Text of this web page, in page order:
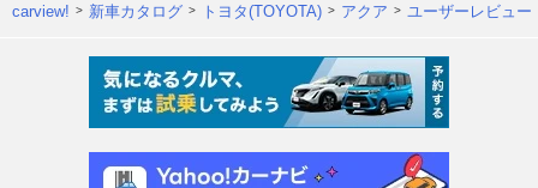
carview! 新車カタログ トヨタ(TOYOTA) アクア ユーザーレビュー